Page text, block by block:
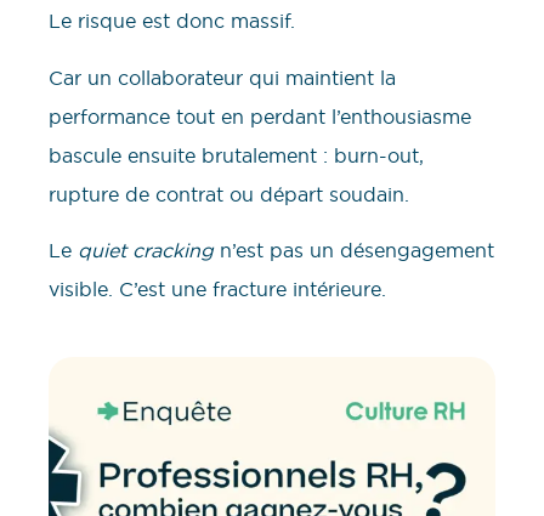
Le risque est donc massif.
Car un collaborateur qui maintient la
performance tout en perdant l’enthousiasme
bascule ensuite brutalement : burn-out,
rupture de contrat ou départ soudain.
Le quiet crackingn’est pas un désengagement
visible. C’est une fracture intérieure.